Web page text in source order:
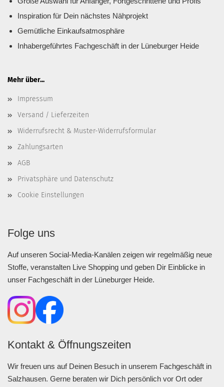
Inspiration für Dein nächstes Nähprojekt
Gemütliche Einkaufsatmosphäre
Inhabergeführtes Fachgeschäft in der Lüneburger Heide
Mehr über...
Impressum
Versand / Lieferzeiten
Widerrufsrecht & Muster-Widerrufsformular
Zahlungsarten
AGB
Privatsphäre und Datenschutz
Cookie Einstellungen
Folge uns
Auf unseren Social-Media-Kanälen zeigen wir regelmäßig neue
Stoffe, veranstalten Live Shopping und geben Dir Einblicke in
unser Fachgeschäft in der Lüneburger Heide.
Kontakt & Öffnungszeiten
Wir freuen uns auf Deinen Besuch in unserem Fachgeschäft in
Salzhausen. Gerne beraten wir Dich persönlich vor Ort oder